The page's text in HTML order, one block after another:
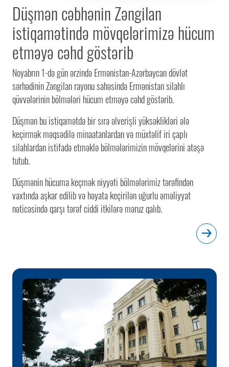
Düşmən cəbhənin Zəngilan
istiqamətində mövqelərimizə hücum
etməyə cəhd göstərib
Noyabrın 1-də gün ərzində Ermənistan-Azərbaycan dövlət
sərhədinin Zəngilan rayonu sahəsində Ermənistan silahlı
qüvvələrinin bölmələri hücum etməyə cəhd göstərib.
Düşmən bu istiqamətdə bir sıra əlverişli yüksəklikləri ələ
keçirmək məqsədilə minaatanlardan və müxtəlif iri çaplı
silahlardan istifadə etməklə bölmələrimizin mövqelərini atəşə
tutub.
Düşmənin hücuma keçmək niyyəti bölmələrimiz tərəfindən
vaxtında aşkar edilib və həyata keçirilən uğurlu əməliyyat
nəticəsində qarşı tərəf ciddi itkilərə məruz qalıb.